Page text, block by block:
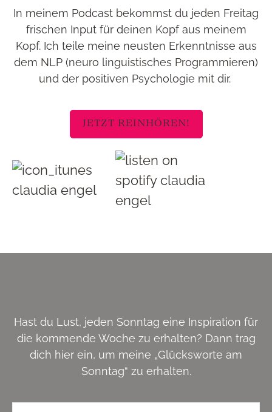
In meinem Podcast bekommst du jeden Freitag
frischen Input für deinen Kopf aus meinem
Kopf. Ich teile meine neusten Erkenntnisse aus
dem NLP (neuro linguistisches Programmieren)
und der positiven Psychologie mit dir.
JETZT REINHÖREN!
Hast du Lust, jeden Sonntag eine Inspiration für
die kommende Woche zu erhalten? Dann trag
dich hier ein, um meine „Glücksworte am
Sonntag“ zu erhalten.